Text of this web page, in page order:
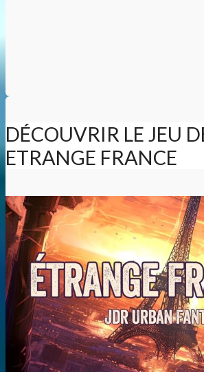
DÉCOUVRIR LE JEU
ETRANGE FRANCE